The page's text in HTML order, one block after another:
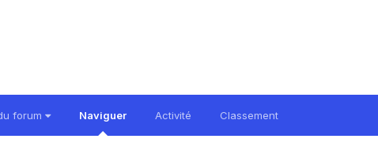
forum Naviguer Activité Classement